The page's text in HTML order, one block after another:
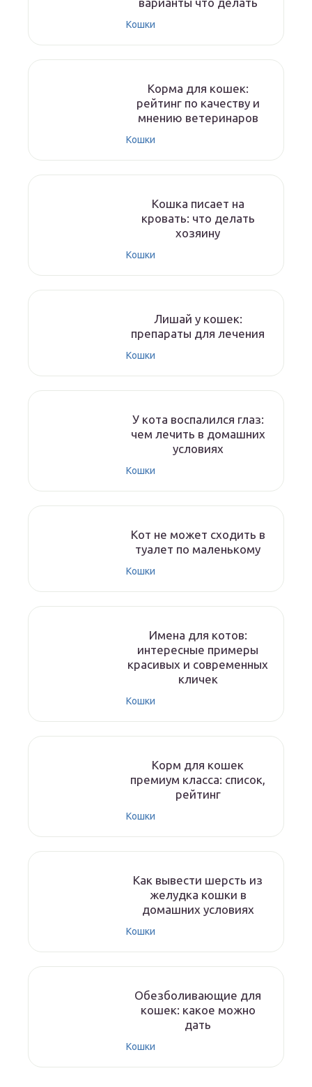
Кошки
Корма для кошек:
рейтинг по качеству и
мнению ветеринаров
Кошки
Кошка писает на
кровать: что делать
хозяину
Кошки
Лишай у кошек:
препараты для лечения
Кошки
У кота воспалился глаз:
чем лечить в домашних
условиях
Кошки
Кот не может сходить в
туалет по маленькому
Кошки
Имена для котов:
интересные примеры
красивых и современных
кличек
Кошки
Корм для кошек
премиум класса: список,
рейтинг
Кошки
Как вывести шерсть из
желудка кошки в
домашних условиях
Кошки
Обезболивающие для
кошек: какое можно
дать
Кошки